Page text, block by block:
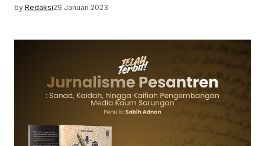
by Redaksi29 Januari 2023